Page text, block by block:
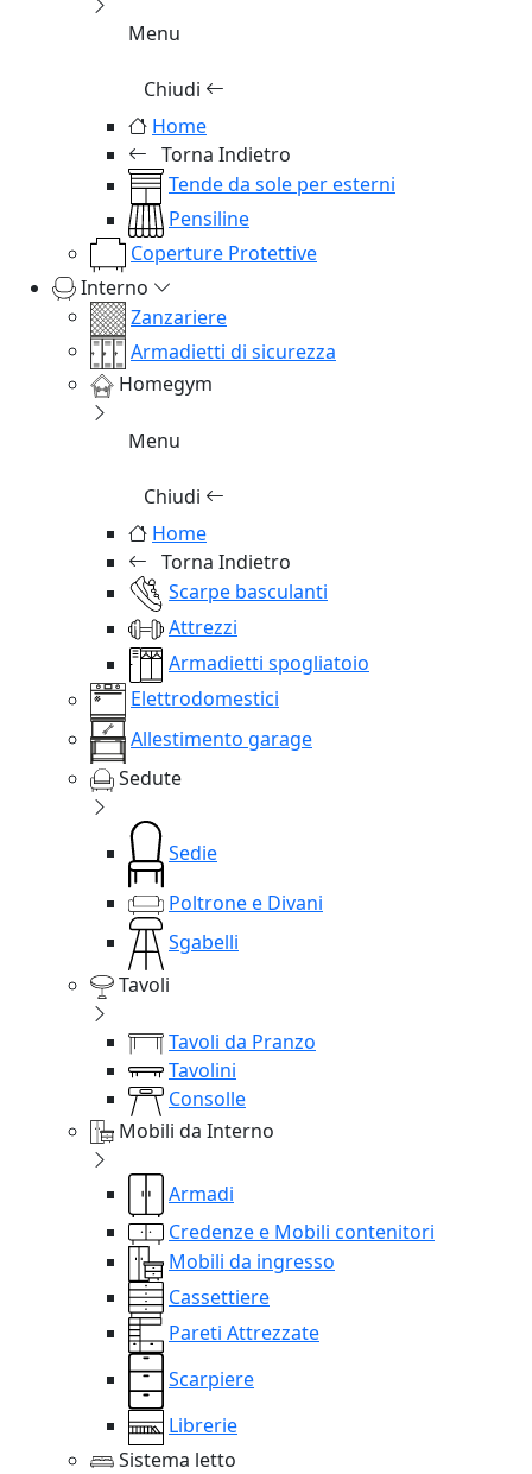
Menu
Chiudi
Home
Torna Indietro
Tende da sole per esterni
Pensiline
Coperture Protettive
Interno
Zanzariere
Armadietti di sicurezza
Homegym
Menu
Chiudi
Home
Torna Indietro
Scarpe basculanti
Attrezzi
Armadietti spogliatoio
Elettrodomestici
Allestimento garage
Sedute
Sedie
Poltrone e Divani
Sgabelli
Tavoli
Tavoli da Pranzo
Tavolini
Consolle
Mobili da Interno
Armadi
Credenze e Mobili contenitori
Mobili da ingresso
Cassettiere
Pareti Attrezzate
Scarpiere
Librerie
Sistema letto